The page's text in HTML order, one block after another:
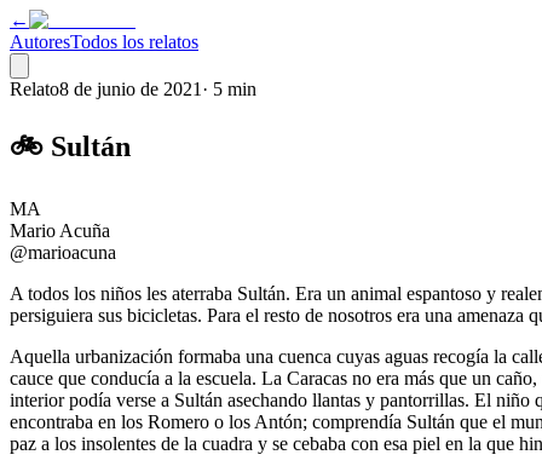
←
AutoresTodos los relatos
Relato8 de junio de 2021 · 5 min
🚲 Sultán
MA
Mario Acuña
@marioacuna
A todos los niños les aterraba Sultán. Era un animal espantoso y
persiguiera sus bicicletas. Para el resto de nosotros era una amenaza
Aquella urbanización formaba una cuenca cuyas aguas recogía la
cauce que conducía a la escuela. La Caracas no era más que un
interior podía verse a Sultán asechando llantas y pantorrillas. El
encontraba en los Romero o los Antón; comprendía Sultán que el
paz a los insolentes de la cuadra y se cebaba con esa piel en la que